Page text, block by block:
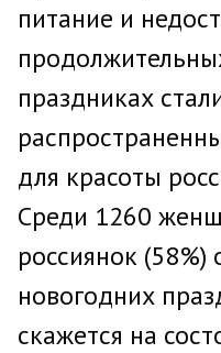
питание и
праздниках
для красоты
Среди 1260
россиянок
новогодних
скажется на